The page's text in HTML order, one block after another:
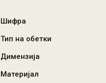
Шифра
Тип на обетки
Димензија
Материјал